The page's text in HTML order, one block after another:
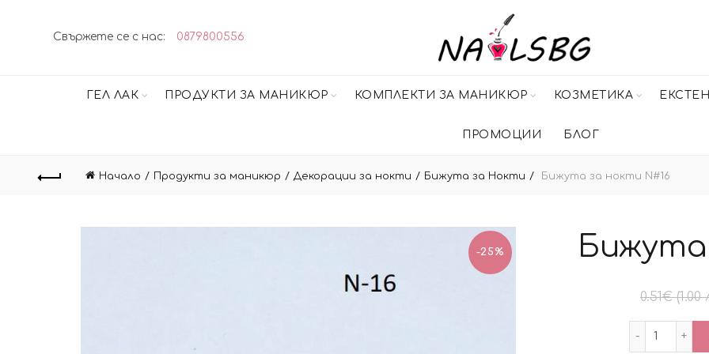
Свържете се с нас: 0879800556
ГЕЛ ЛАК ПРОДУКТИ ЗА МАНИКЮР КОМПЛЕКТИ ЗА МАНИКЮР КОЗМЕТИКА
ПРОМОЦИИ БЛОГ
Начало Продукти за маникюр Декорации за нокти Бижута за Нокти Бижута за нокти N#16
-25% Бижута
0.51€ (1.00